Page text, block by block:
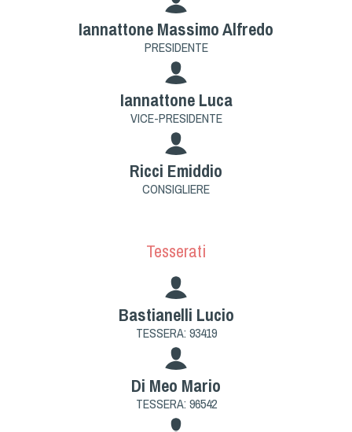
Iannattone Massimo Alfredo
PRESIDENTE
Iannattone Luca
VICE-PRESIDENTE
Ricci Emiddio
CONSIGLIERE
Tesserati
Bastianelli Lucio
TESSERA: 93419
Di Meo Mario
TESSERA: 96542
Softair
Cinofilia Sportiva
Agility
DiscDog
Dog Balance
Dog Trail
Dog Triathlon
Nosework
Obedience
Rally Obedience
Retriever Sport
Ricerca Tartufo
Sheepdog
Sport acquatici
Treibball